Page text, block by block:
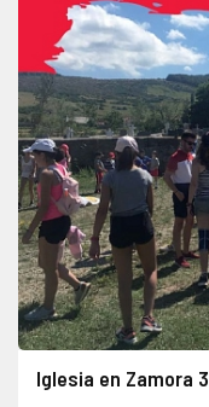
Iglesia en Zamora